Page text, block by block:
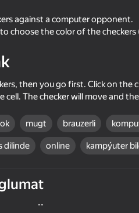
Chess for free
against a computer opponent.
choose the color of the checkers
then you go first. Click on the
cell. The checker will move and
mugt brauzerli
dilinde online kampýuter
--